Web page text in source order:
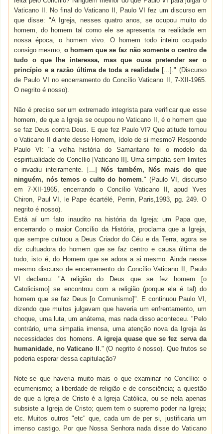
Vaticano II. No final do Vaticano II, Paulo VI fez um discurso em
que disse: "A Igreja, nesses quatro anos, se ocupou muito do
homem, do homem tal como ele se apresenta na realidade em
nossa época, o homem vivo. O homem todo inteiro ocupado
consigo mesmo, o homem que se faz não somente o centro de
tudo o que lhe interessa, mas que ousa pretender ser o
princípio e a razão última de toda a realidade [...]." (Discurso
de Paulo VI no encerramento do Concílio Vaticano II, 7-XII-1965.
O negrito é nosso).
Não é preciso ser um extremado integrista para verificar que esse
homem, de que a Igreja se ocupou no Vaticano II, é o homem que
se faz Deus contra Deus. E que fez Paulo VI? Que atitude tomou
o Vaticano II diante desse Homem, ídolo de si mesmo? Responde
Paulo VI: "a velha história do Samaritano foi o modelo da
espiritualidade do Concílio [Vaticano II]. Uma simpatia sem limites
o invadiu inteiramente. [...]
Nós também, Nós mais do que
ninguém, nós temos o culto do homem." (Paulo VI, discurso
em 7-XII-1965, encerrando o Concílio Vaticano II, apud Yves
Chiron, Paul VI, le Pape écartélé, Perrin, Paris,1993, pg. 249. O
negrito é nosso).
Está aí um fato inaudito na história da Igreja: um Papa que,
encerrando o maior Concílio da História, proclama que a Igreja,
que sempre cultuou a Deus Criador do Céu e da Terra, agora se
diz cultuadora do homem que se faz centro e causa última de
tudo, isto é, do Homem que se adora a si mesmo. Ainda nesse
mesmo discurso de encerramento do Concílio Vaticano II, Paulo
VI declarou: "A religião do Deus que se fez homem [o
Catolicismo] se encontrou com a religião (porque ela é tal) do
homem que se faz Deus [o Comunismo]". E continuou Paulo VI,
dizendo que muitos julgavam que haveria um enfrentamento, um
choque, uma luta, um anátema, mas nada disso aconteceu. "Pelo
contrário, uma simpatia imensa, uma atenção nova da Igreja às
necessidades dos homens. A igreja quase que se fez serva da
humanidade, no Vaticano II ." (O negrito é nosso). Que frutos se
poderia esperar dessa capitulação?
Note-se que haveria muito mais o que examinar no Concílio: o
ecumenismo; a liberdade de religião e de consciência; a questão
de que a Igreja de Cristo é a Igreja Católica, ou se nela apenas
subsiste a Igreja de Cristo; quem tem o supremo poder na Igreja;
etc. Muitos outros "etc" que, cada um de per si, justificaria um
imenso castigo. Por que Nossa Senhora nada disse do Vaticano